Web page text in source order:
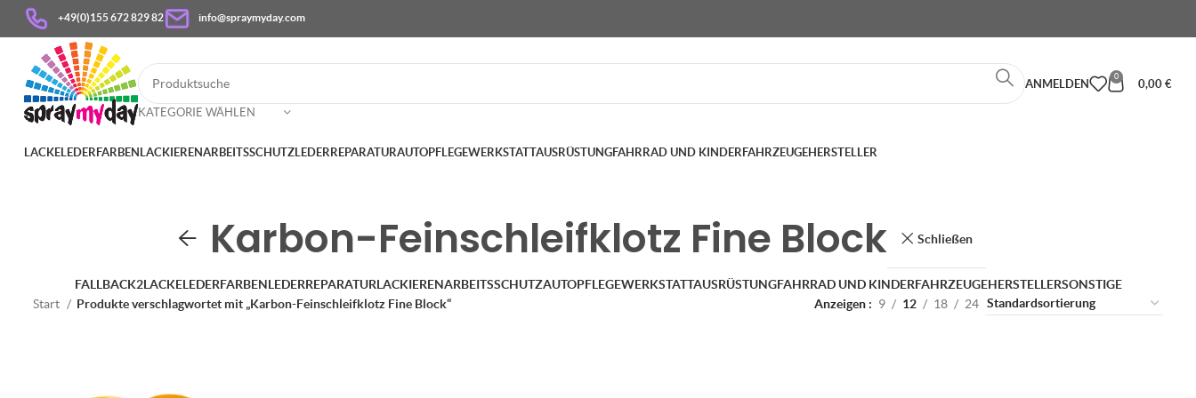
+49(0)155 672 829 82 info@spraymyday.com
KATEGORIE WÄHLEN
ANMELDEN
0
0,00 €
LACKELEDERFARBENLACKIERENARBEITSSCHUTZLEDERREPARATURAUTOPFLEGEWERKSTATTAUSRÜSTUNGFAHRRAD UND KINDERFAHRZEUGEHERSTELLER
Karbon-Feinschleifklotz Fine Block Schließen
FALLBACK2LACKELEDERFARBENLEDERREPARATURLACKIERENARBEITSSCHUTZAUTOPFLEGEWERKSTATTAUSRÜSTUNGFAHRRAD UND KINDERFAHRZEUGEHERSTELLERSONSTIGE
Start
Produkte verschlagwortet mit „Karbon-Feinschleifklotz Fine Block“ Anzeigen 9 12 18 24